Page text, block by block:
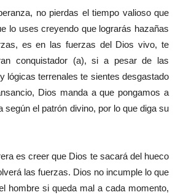
no pierdas el tiempo valioso que
lo uses creyendo que lograrás hazañas
es en las fuerzas del Dios vivo, te
conquistador (a), si a pesar de las
lógicas terrenales te sientes desgastado
Dios manda a que pongamos a
según el patrón divino, por lo que diga su
es creer que Dios te sacará del hueco
las fuerzas. Dios no incumple lo que
hombre si queda mal a cada momento,